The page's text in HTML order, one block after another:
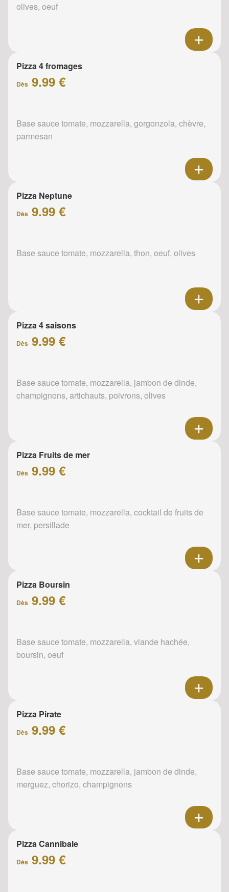
olives, oeuf
Pizza 4 fromages
Dès 9.99 €
Base sauce tomate, mozzarella, gorgonzola, chèvre,
parmesan
Pizza Neptune
Dès 9.99 €
Base sauce tomate, mozzarella, thon, oeuf, olives
Pizza 4 saisons
Dès 9.99 €
Base sauce tomate, mozzarella, jambon de dinde,
champignons, artichauts, poivrons, olives
Pizza Fruits de mer
Dès 9.99 €
Base sauce tomate, mozzarella, cocktail de fruits de
mer, persillade
Pizza Boursin
Dès 9.99 €
Base sauce tomate, mozzarella, viande hachée,
boursin, oeuf
Pizza Pirate
Dès 9.99 €
Base sauce tomate, mozzarella, jambon de dinde,
merguez, chorizo, champignons
Pizza Cannibale
Dès 9.99 €